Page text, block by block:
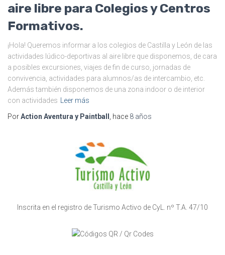
aire libre para Colegios y Centros
Formativos.
¡Hola! Queremos informar a los colegios de Castilla y León de las
actividades lúdico-deportivas al aire libre que disponemos, de cara
a posibles excursiones, viajes de fin de curso, jornadas de
convivencia, actividades para alumnos/as de intercambio, etc.
Además también disponemos de una zona indoor o de interior
con actividades Leer más
PorAction Aventura y Paintball , hace 8 años
Inscrita en el registro de Turismo Activo de CyL. nº T.A. 47/10